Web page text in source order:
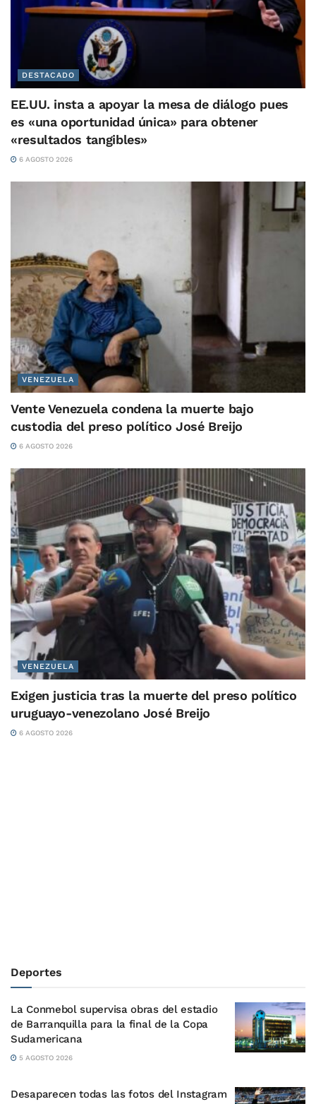
DESTACADO
EE.UU. insta a apoyar la mesa de diálogo pues
es «una oportunidad única» para obtener
«resultados tangibles»
6 AGOSTO 2026
VENEZUELA
Vente Venezuela condena la muerte bajo
custodia del preso político José Breijo
6 AGOSTO 2026
VENEZUELA
Exigen justicia tras la muerte del preso político
uruguayo-venezolano José Breijo
6 AGOSTO 2026
Deportes
La Conmebol supervisa obras del estadio
de Barranquilla para la final de la Copa
Sudamericana
5 AGOSTO 2026
Desaparecen todas las fotos del Instagram